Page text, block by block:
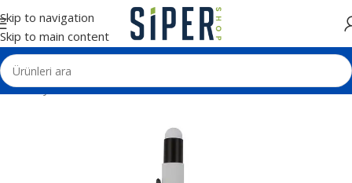
Skip to navigation
Skip to main content
Ana Sayfa Kalemler Metal Tükenmez Kalemler